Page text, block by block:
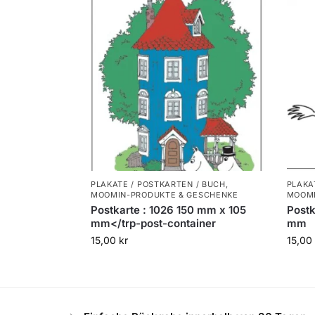
PLAKATE / POSTKARTEN / BUCH,
MOOMIN-PRODUKTE & GESCHENKE
Postkarte : 1026 150 mm x 105
mm</trp-post-container
15,00 kr
mm
15,00